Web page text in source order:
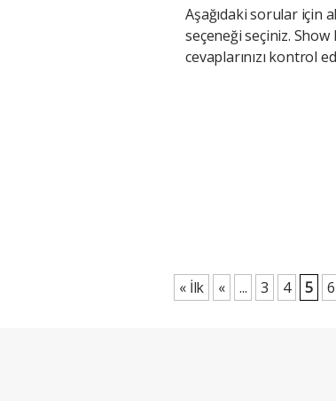
Aşağıdaki sorular için
seçeneği seçiniz.
cevaplarınızı kontrol
« İlk « ... 3 4 5 6